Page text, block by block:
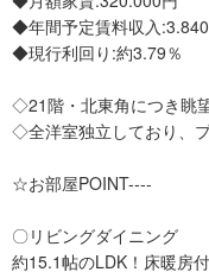
◆年間予定賃料収入
◆現行利回り:約3.79％
◇21階・北東角につき眺
◇全洋室独立しており、
☆お部屋POINT----
〇リビングダイニング
約15.1帖のLDK！床暖房